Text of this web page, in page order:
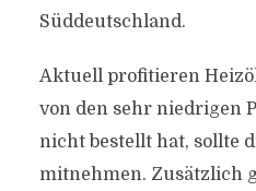
Süddeutschland.
Aktuell profitieren
von den sehr niedrigen
nicht bestellt hat, sollte
mitnehmen. Zusätzlich